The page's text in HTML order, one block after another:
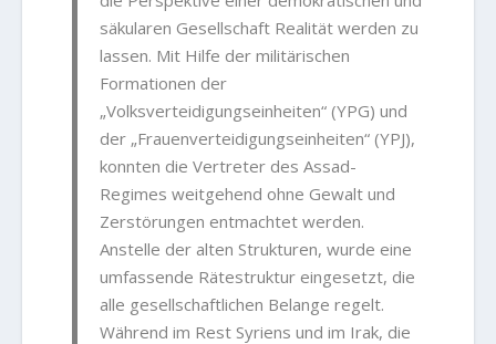
säkularen Gesellschaft Realität werden zu
lassen. Mit Hilfe der militärischen
Formationen der
„Volksverteidigungseinheiten“ (YPG) und
der „Frauenverteidigungseinheiten“ (YPJ),
konnten die Vertreter des Assad-
Regimes weitgehend ohne Gewalt und
Zerstörungen entmachtet werden.
Anstelle der alten Strukturen, wurde eine
umfassende Rätestruktur eingesetzt, die
alle gesellschaftlichen Belange regelt.
Während im Rest Syriens und im Irak, die